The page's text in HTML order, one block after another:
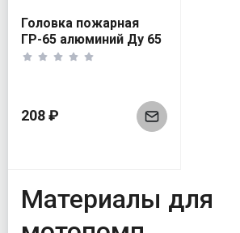
Головка пожарная
ГР-65 алюминий Ду 65
рукавная
208 ₽
Материалы для